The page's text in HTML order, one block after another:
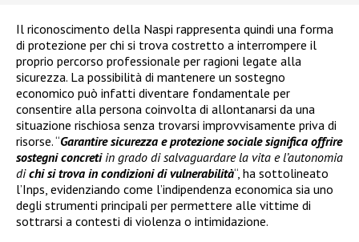
Il riconoscimento della Naspi rappresenta quindi una forma
di protezione per chi si trova costretto a interrompere il
proprio percorso professionale per ragioni legate alla
sicurezza. La possibilità di mantenere un sostegno
economico può infatti diventare fondamentale per
consentire alla persona coinvolta di allontanarsi da una
situazione rischiosa senza trovarsi improvvisamente priva di
risorse. “Garantire sicurezza e protezione sociale significa offrire
sostegni concretiin grado di salvaguardare la vita e l’autonomia
dichi si trova in condizioni di vulnerabilità“, ha sottolineato
l’Inps, evidenziando come l’indipendenza economica sia uno
degli strumenti principali per permettere alle vittime di
sottrarsi a contesti di violenza o intimidazione.